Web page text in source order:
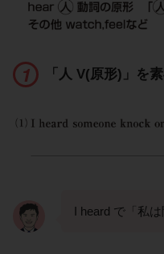
「人 V(原形)」を
I heard で「私は